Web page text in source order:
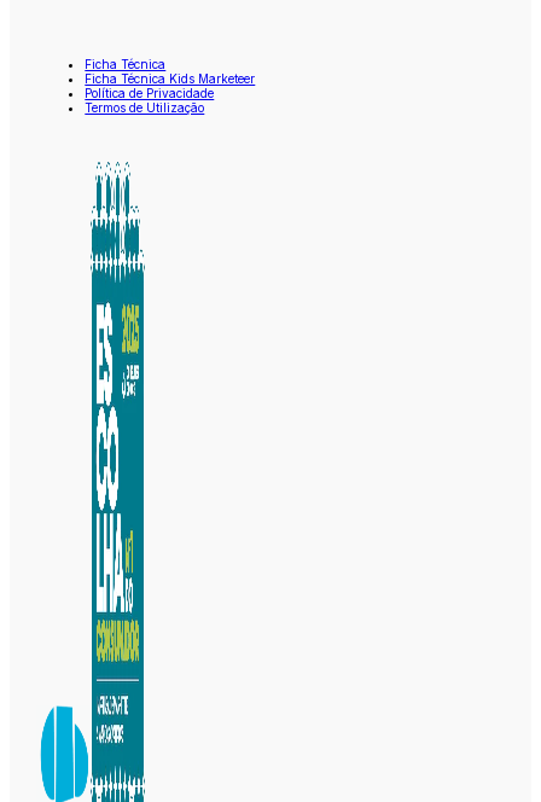
Ficha Técnica
Ficha Técnica Kids Marketeer
Política de Privacidade
Termos de Utilização